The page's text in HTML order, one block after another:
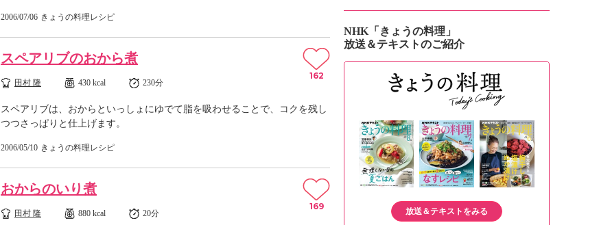
2006/07/06 きょうの料理レシピ
スペアリブのおから煮
田村 隆 430 kcal 230分
スペアリブは、おからといっしょにゆでて脂を吸わせることで、コクを残し
つつさっぱりと仕上げます。
2006/05/10 きょうの料理レシピ
162
おからのいり煮
田村 隆 880 kcal 20分
169
NHK「きょうの料理」
放送＆テキストのご紹介
放送＆テキストをみる